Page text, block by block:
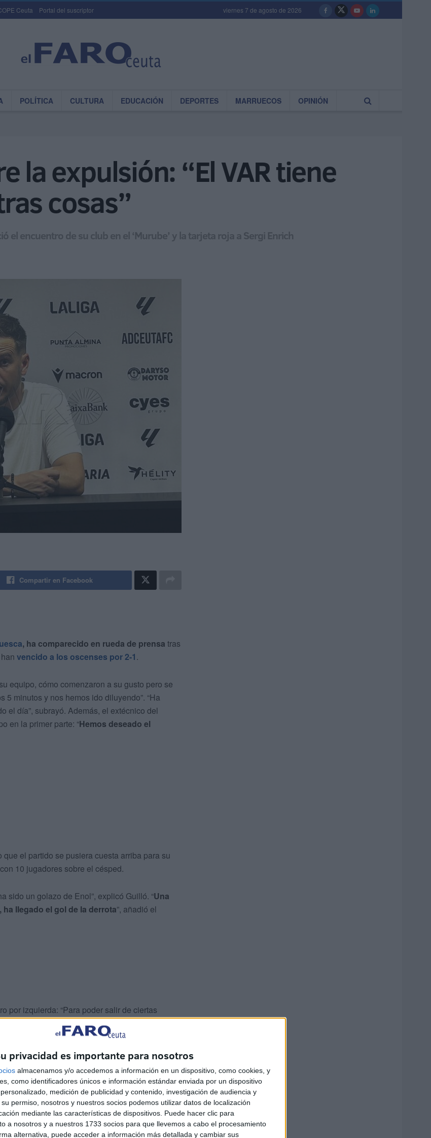
privacidad es importante para nosotros
almacenamos y/o accedemos a información en un dispositivo, como cookies, y
como identificadores únicos e información estándar enviada por un dispositivo
medición de publicidad y contenido, investigación de audiencia y
su permiso, nosotros y nuestros socios podemos utilizar datos de localización
mediante las características de dispositivos. Puede hacer clic para
a nosotros y a nuestros 1733 socios para que llevemos a cabo el procesamiento
alternativa, puede acceder a información más detallada y cambiar sus
Ceuta Portal del suscriptor viernes 7 de agosto de 2026
POLÍTICA CULTURA EDUCACIÓN DEPORTES MARRUECOS OPINIÓN
la expulsión: “El VAR tiene
cosas”
el encuentro de su club en el ‘Murube’ y la tarjeta roja a Sergi Enrich
Compartir en Facebook
, ha comparecido en rueda de prensa tras
vencido a los oscenses por 2-1.
equipo, cómo comenzaron a su gusto pero se
minutos y nos hemos ido diluyendo”. “Ha
el día”, subrayó. Además, el extécnico del
en la primer parte: “Hemos deseado el
el partido se pusiera cuesta arriba para su
10 jugadores sobre el césped.
sido un golazo de Enol”, explicó Guilló. “Una
llegado el gol de la derrota”, añadió el
por izquierda: “Para poder salir de ciertas
y en eso se ha basado la decisión”, añadió
Enrich